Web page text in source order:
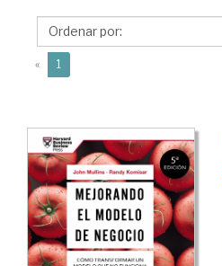
« 1